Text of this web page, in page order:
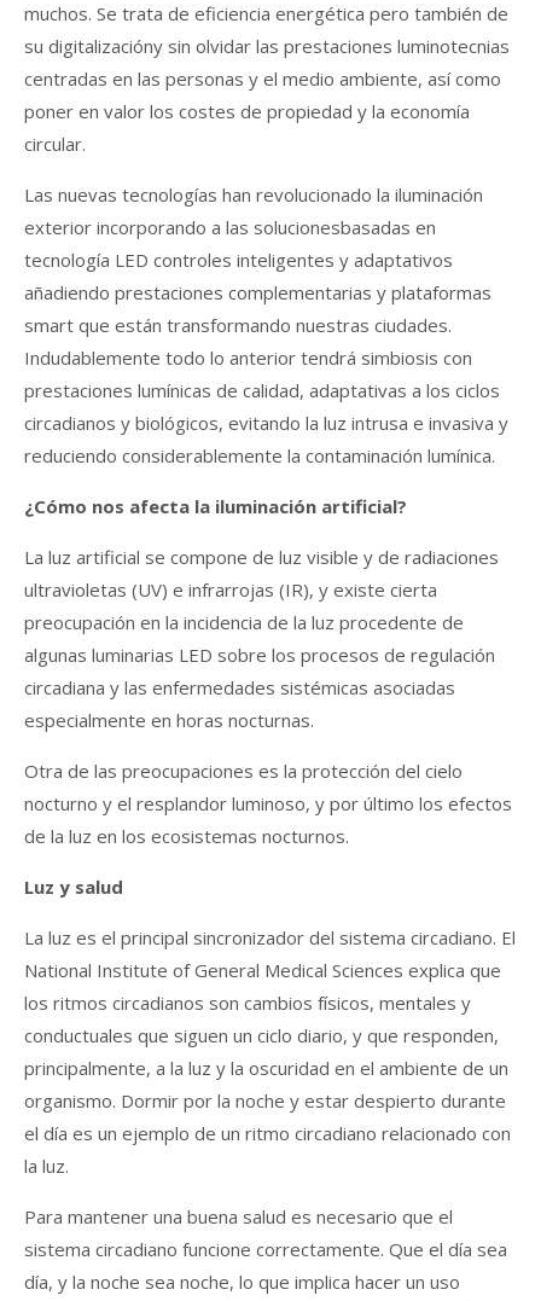
muchos. Se trata de eficiencia energética pero también de
su digitalizacióny sin olvidar las prestaciones luminotecnias
centradas en las personas y el medio ambiente, así como
poner en valor los costes de propiedad y la economía
circular.
Las nuevas tecnologías han revolucionado la iluminación
exterior incorporando a las solucionesbasadas en
tecnología LED controles inteligentes y adaptativos
añadiendo prestaciones complementarias y plataformas
smart que están transformando nuestras ciudades.
Indudablemente todo lo anterior tendrá simbiosis con
prestaciones lumínicas de calidad, adaptativas a los ciclos
circadianos y biológicos, evitando la luz intrusa e invasiva y
reduciendo considerablemente la contaminación lumínica.
¿Cómo nos afecta la iluminación artificial?
La luz artificial se compone de luz visible y de radiaciones
ultravioletas (UV) e infrarrojas (IR), y existe cierta
preocupación en la incidencia de la luz procedente de
algunas luminarias LED sobre los procesos de regulación
circadiana y las enfermedades sistémicas asociadas
especialmente en horas nocturnas.
Otra de las preocupaciones es la protección del cielo
nocturno y el resplandor luminoso, y por último los efectos
de la luz en los ecosistemas nocturnos.
Luz y salud
La luz es el principal sincronizador del sistema circadiano. El
National Institute of General Medical Sciences explica que
los ritmos circadianos son cambios físicos, mentales y
conductuales que siguen un ciclo diario, y que responden,
principalmente, a la luz y la oscuridad en el ambiente de un
organismo. Dormir por la noche y estar despierto durante
el día es un ejemplo de un ritmo circadiano relacionado con
la luz.
Para mantener una buena salud es necesario que el
sistema circadiano funcione correctamente. Que el día sea
día, y la noche sea noche, lo que implica hacer un uso